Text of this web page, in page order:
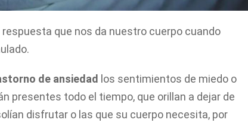
respuesta que nos da nuestro cuerpo cuando
de ansiedad los sentimientos de miedo o
presentes todo el tiempo, que orillan a dejar de
disfrutar o las que su cuerpo necesita, por